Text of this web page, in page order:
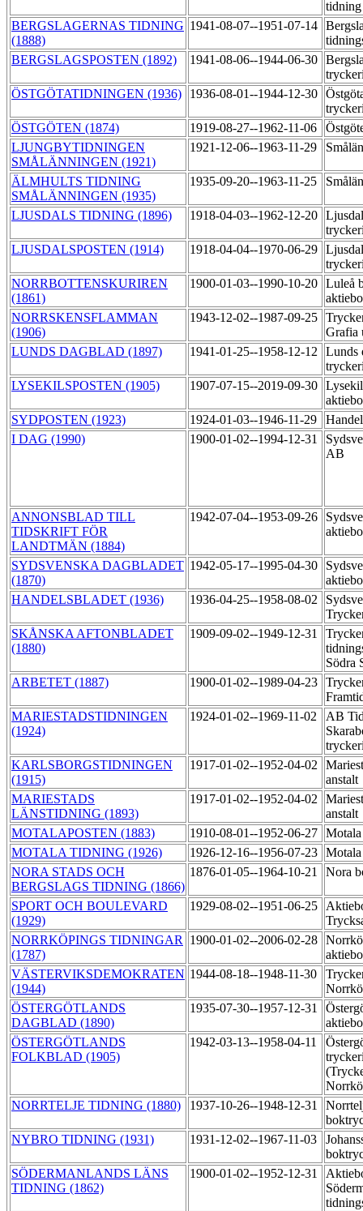
BERGSLAGERNAS TIDNING
(1888)
1941-08-07--1951-07-14
BERGSLAGSPOSTEN (1892)
1941-08-06--1944-06-30
ÖSTGÖTATIDNINGEN (1936)
1936-08-01--1944-12-30
ÖSTGÖTEN (1874)
1919-08-27--1962-11-06
LJUNGBYTIDNINGEN
SMÅLÄNNINGEN (1921)
1921-12-06--1963-11-29
ÄLMHULTS TIDNING
SMÅLÄNNINGEN (1935)
1935-09-20--1963-11-25
LJUSDALS TIDNING (1896) 1918-04-03--1962-12-20
LJUSDALSPOSTEN (1914)
1918-04-04--1970-06-29
NORRBOTTENSKURIREN
(1861)
1900-01-03--1990-10-20 Luleå
NORRSKENSFLAMMAN
(1906)
1943-12-02--1987-09-25
Grafia
LUNDS DAGBLAD (1897)
1941-01-25--1958-12-12
Lunds
LYSEKILSPOSTEN (1905)
1907-07-15--2019-09-30
SYDPOSTEN (1923)
1924-01-03--1946-11-29
I DAG (1990)
1900-01-02--1994-12-31
AB
ANNONSBLAD TILL
TIDSKRIFT FÖR
LANDTMÄN (1884)
1942-07-04--1953-09-26
SYDSVENSKA DAGBLADET
(1870)
1942-05-17--1995-04-30
HANDELSBLADET (1936)
1936-04-25--1958-08-02
SKÅNSKA AFTONBLADET
(1880)
1909-09-02--1949-12-31
Södra
ARBETET (1887)
1900-01-02--1989-04-23
MARIESTADSTIDNINGEN
(1924)
1924-01-02--1969-11-02
AB
KARLSBORGSTIDNINGEN
(1915)
1917-01-02--1952-04-02
anstalt
MARIESTADS
LÄNSTIDNING (1893)
1917-01-02--1952-04-02
anstalt
MOTALAPOSTEN (1883)
1910-08-01--1952-06-27
MOTALA TIDNING (1926)
1926-12-16--1956-07-23
NORA STADS OCH
BERGSLAGS TIDNING (1866)
1876-01-05--1964-10-21 Nora
SPORT OCH BOULEVARD
(1929)
1929-08-02--1951-06-25
NORRKÖPINGS TIDNINGAR
(1787)
1900-01-02--2006-02-28
VÄSTERVIKSDEMOKRATEN
(1944)
1944-08-18--1948-11-30
ÖSTERGÖTLANDS
DAGBLAD (1890)
1935-07-30--1957-12-31
ÖSTERGÖTLANDS
FOLKBLAD (1905)
1942-03-13--1958-04-11
NORRTELJE TIDNING (1880)
1937-10-26--1948-12-31
NYBRO TIDNING (1931)
1931-12-02--1967-11-03
SÖDERMANLANDS LÄNS
TIDNING (1862)
1900-01-02--1952-12-31